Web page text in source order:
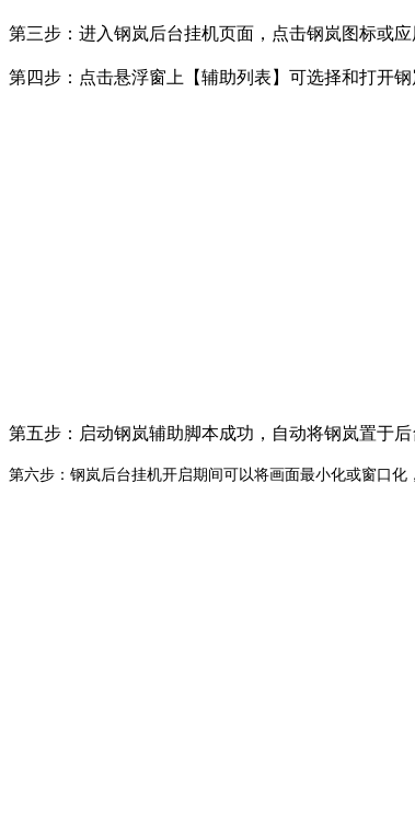
第三步：进入钢岚后台挂机页面，点击钢岚图标或应
第四步：点击悬浮窗上【辅助列表】可选择和打开
第五步：启动钢岚辅助脚本成功，自动将钢岚置于后
第六步：钢岚后台挂机开启期间可以将画面最小化或窗口